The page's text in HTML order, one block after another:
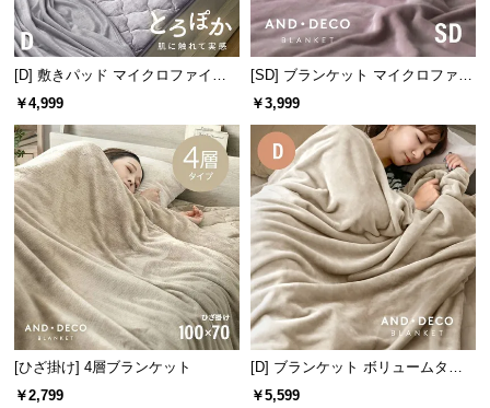
置
サ
ー
に
つ
い
て
搬
入
経
路
に
つ
[D] 敷きパッド マイクロファイバ
ー
￥4,999
[SD] ブランケット マイクロファイ
バー
￥3,999
[ひざ掛け] 4層ブランケット
￥2,799
[D] ブランケット ボリュームタイ
プ
￥5,599